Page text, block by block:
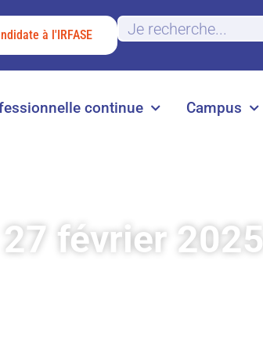
à l'IRFASE
continue Campus
février 2025